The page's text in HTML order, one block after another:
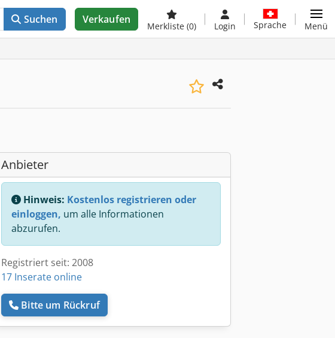
Suchen Verkaufen
Merkliste (0) Login Sprache Menü
Anbieter
Hinweis: Kostenlos registrieren oder
einloggen, um alle Informationen
abzurufen.
Registriert seit: 2008
17 Inserate online
Bitte um Rückruf